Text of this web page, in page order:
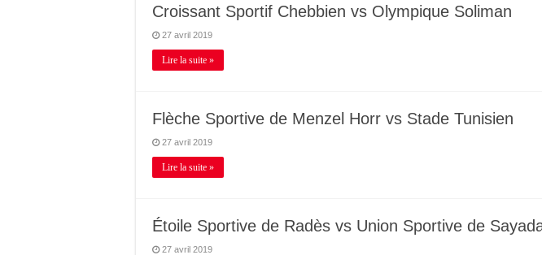
Croissant Sportif Chebbien vs Olympique Soliman
27 avril 2019
Lire la suite »
Flèche Sportive de Menzel Horr vs Stade Tunisien
27 avril 2019
Lire la suite »
Étoile Sportive de Radès vs Union Sportive de
27 avril 2019